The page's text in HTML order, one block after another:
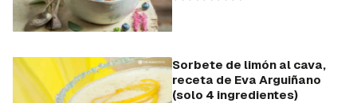
Sorbete de limón al cava,
receta de Eva Arguiñano
(solo 4 ingredientes)